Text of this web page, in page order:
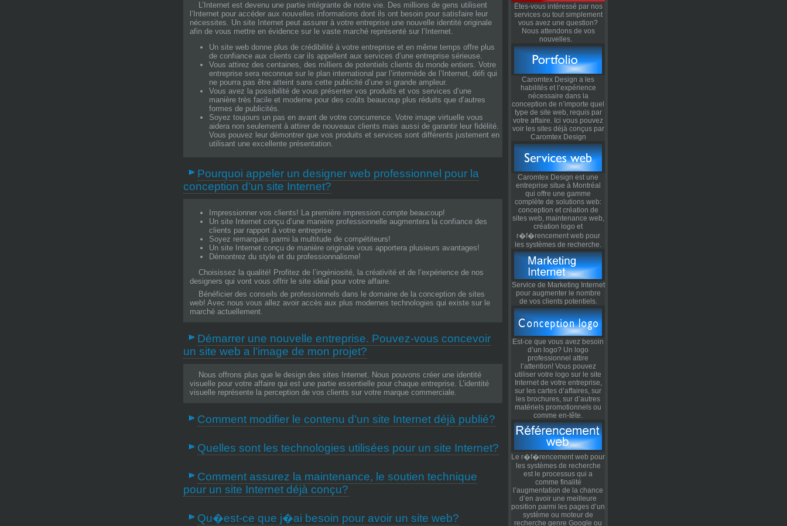
L’Internet est devenu une partie intégrante de notre vie. Des millions de gens utilisent
l’Internet pour accéder aux nouvelles informations dont ils ont besoin pour satisfaire leur
nécessites. Un site Internet peut assurer à votre entreprise une nouvelle identité originale
afin de vous mettre en évidence sur le vaste marché représenté sur l’Internet.
Un site web donne plus de crédibilité à votre entreprise et en même temps offre plus
de confiance aux clients car ils appellent aux services d’une entreprise sérieuse.
Vous attirez des centaines, des milliers de potentiels clients du monde entiers. Votre
entreprise sera reconnue sur le plan international par l’intermède de l’Internet, défi qui
ne pourra pas être atteint sans cette publicité d’une si grande ampleur.
Vous avez la possibilité de vous présenter vos produits et vos services d’une
manière très facile et moderne pour des coûts beaucoup plus réduits que d’autres
formes de publicités.
Soyez toujours un pas en avant de votre concurrence. Votre image virtuelle vous
aidera non seulement à attirer de nouveaux clients mais aussi de garantir leur fidélité.
Vous pouvez leur démontrer que vos produits et services sont différents justement en
utilisant une excellente présentation.
Pourquoi appeler un designer web professionnel pour la
conception d’un site Internet?
Impressionner vos clients! La première impression compte beaucoup!
Un site Internet conçu d’une manière professionnelle augmentera la confiance des
clients par rapport à votre entreprise
Soyez remarqués parmi la multitude de compétiteurs!
Un site Internet conçu de manière originale vous apportera plusieurs avantages!
Démontrez du style et du professionnalisme!
Choisissez la qualité! Profitez de l’ingéniosité, la créativité et de l’expérience de nos
designers qui vont vous offrir le site idéal pour votre affaire.
Bénéficier des conseils de professionnels dans le domaine de la conception de sites
web! Avec nous vous allez avoir accès aux plus modernes technologies qui existe sur le
marché actuellement.
Démarrer une nouvelle entreprise. Pouvez-vous concevoir
un site web a l’image de mon projet?
Nous offrons plus que le design des sites Internet. Nous pouvons créer une identité
visuelle pour votre affaire qui est une partie essentielle pour chaque entreprise. L’identité
visuelle représente la perception de vos clients sur votre marque commerciale.
Comment modifier le contenu d’un site Internet déjà publié?
Nos sites Internet Standard sont construits de manière flexible pour pouvoir grandir en
même temps que votre entreprise. Nous avons opté pour une mise à jour facile à faire
Comme alternative
Caromtex Designpropose une solution de cr�ation de site Internet
Quelles sont les technologies utilisées pour un site Internet?
Nous pouvons vous offrir une vaste gamme de technologies actuelles qui constitue la
base de développement d’un site Internet: XHTML, CSS, XML, JavaScript, PHP,
MySQL, Ajax, Flash, Shockwave.
Un site Internet doit être actualisé et vérifié systématiquement pour s’assurer qu’il est
adapte aux besoins de nos clients. Afin d’assurer une meilleure qualité, nous mettons à la
Mise à jour périodique de site
Pull the Trigger
Êtes-vous intéressé par nos
services ou tout simplement
vous avez une question?
Nous attendons de vos
nouvelles.
Caromtex Design a les
habilités et l’expérience
nécessaire dans la
conception de n’importe quel
type de site web, requis par
votre affaire. Ici vous pouvez
voir les sites déjà conçus par
Caromtex Design
Caromtex Design est une
entreprise situe à Montréal
qui offre une gamme
complète de solutions web:
conception et création de
sites web, maintenance web,
création logo et
r�f�rencement web pour
les systèmes de recherche.
Service de Marketing Internet
pour augmenter le nombre
de vos clients potentiels.
Est-ce que vous avez besoin
d’un logo? Un logo
professionnel attire
l’attention! Vous pouvez
utiliser votre logo sur le site
Internet de votre entreprise,
sur les cartes d’affaires, sur
les brochures, sur d’autres
matériels promotionnels ou
comme en-tête.
Le r�f�rencement web pour
les systèmes de recherche
est le processus qui a
comme finalité
l’augmentation de la chance
d’en avoir une meilleure
position parmi les pages d’un
système ou moteur de
recherche genre Google ou